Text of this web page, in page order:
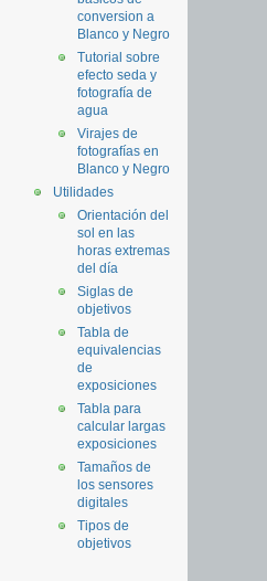
conversion a
Blanco y Negro
Tutorial sobre
efecto seda y
fotografía de
agua
Virajes de
fotografías en
Blanco y Negro
Utilidades
Orientación del
sol en las
horas extremas
del día
Siglas de
objetivos
Tabla de
equivalencias
de
exposiciones
Tabla para
calcular largas
exposiciones
Tamaños de
los sensores
digitales
Tipos de
objetivos